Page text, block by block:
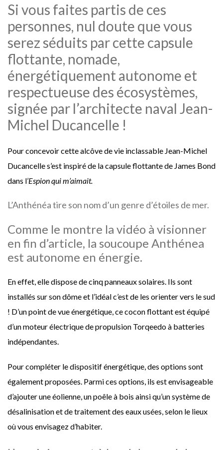
Si vous faites partis de ces
personnes, nul doute que vous
serez séduits par cette capsule
flottante, nomade,
énergétiquement autonome et
respectueuse des écosystèmes,
signée par l’architecte naval Jean-
Michel Ducancelle !
Pour concevoir cette alcôve de vie inclassable Jean-Michel
Ducancelle s’est inspiré de la capsule flottante de James Bond
dans l’Espion qui m’aimait.
L’Anthénéa tire son nom d’un genre d’étoiles de mer.
Comme le montre la vidéo à visionner
en fin d’article, la soucoupe Anthénea
est autonome en énergie.
En effet, elle dispose de cinq panneaux solaires. Ils sont
installés sur son dôme et l’idéal c’est de les orienter vers le sud
! D’un point de vue énergétique, ce cocon flottant est équipé
d’un moteur électrique de propulsion Torqeedo à batteries
indépendantes.
Pour compléter le dispositif énergétique, des options sont
également proposées. Parmi ces options, ils est envisageable
d’ajouter une éolienne, un poêle à bois ainsi qu’un système de
désalinisation et de traitement des eaux usées, selon le lieux
où vous envisagez d’habiter.